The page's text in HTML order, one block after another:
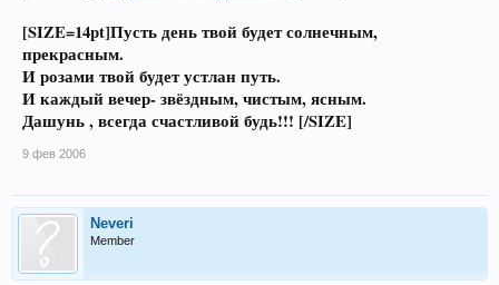
[SIZE=14pt]Пусть день твой будет солнечным,
прекрасным.
И розами твой будет устлан путь.
И каждый вечер- звёздным, чистым, ясным.
Дашунь , всегда счастливой будь!!! [/SIZE]
9 фев 2006
Neveri
Member